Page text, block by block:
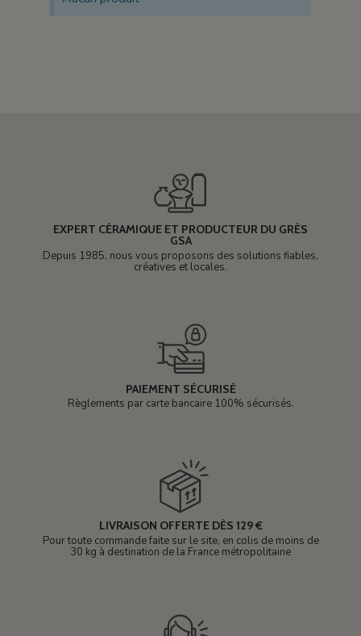
EXPERT CÉRAMIQUE ET PRODUCTEUR DU GRÈS
GSA
Depuis 1985, nous vous proposons des solutions fiables,
créatives et locales.
PAIEMENT SÉCURISÉ
Règlements par carte bancaire 100% sécurisés.
LIVRAISON OFFERTE DÈS 129 €
Pour toute commande faite sur le site, en colis de moins de
30 kg à destination de la France métropolitaine